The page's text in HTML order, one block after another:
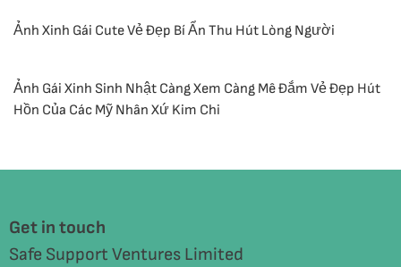
Ảnh Xinh Gái Cute Vẻ Đẹp Bí Ẩn Thu Hút Lòng Người
Ảnh Gái Xinh Sinh Nhật Càng Xem Càng Mê Đắm Vẻ Đẹp Hút
Hồn Của Các Mỹ Nhân Xứ Kim Chi
Get in touch
Safe Support Ventures Limited